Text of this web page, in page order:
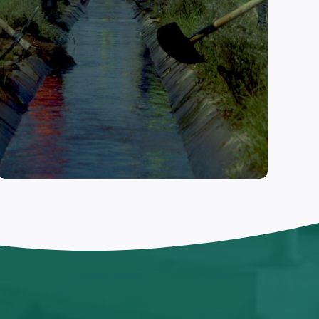
البرامج التي تعمل على ضخ النقود
ضمن المجتمعات المتضررة من
الكوارث.
اقرأ المزيد